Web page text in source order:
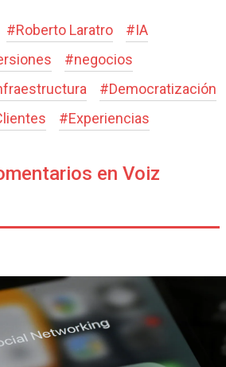
#Roberto Laratro #IA
#negocios
#Democratización
#Experiencias
en Voiz